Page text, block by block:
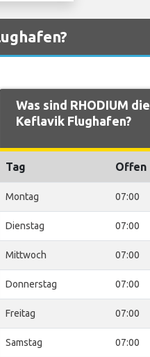
Was sind RHODIUM
Keflavik Flughafen?
Tag Offen
Montag 07:00
Dienstag 07:00
Mittwoch 07:00
Donnerstag 07:00
Freitag 07:00
Samstag 07:00